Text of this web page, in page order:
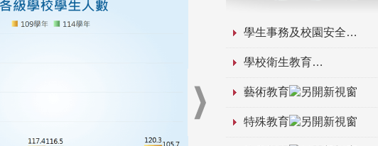
學生事務及校園安全
學校衛生教育
藝術教育
特殊教育